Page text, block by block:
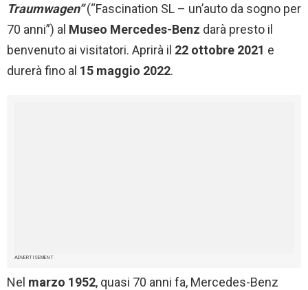
Traumwagen”(“Fascination SL – un’auto da sogno per
70 anni”) al Museo Mercedes-Benz darà presto il
benvenuto ai visitatori. Aprirà il 22 ottobre 2021 e
durerà fino al 15 maggio 2022.
ADVERTISEMENT
Nel marzo 1952, quasi 70 anni fa, Mercedes-Benz